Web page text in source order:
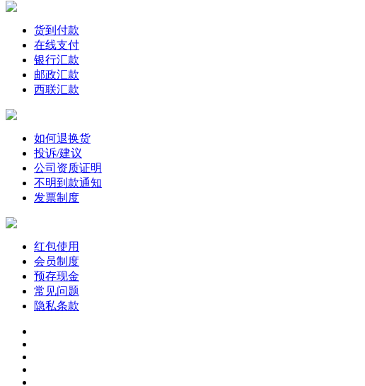
货到付款
在线支付
银行汇款
邮政汇款
西联汇款
如何退换货
投诉/建议
公司资质证明
不明到款通知
发票制度
红包使用
会员制度
预存现金
常见问题
隐私条款